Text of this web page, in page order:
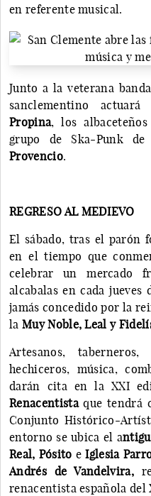
en referente musical.
Junto a la veterana
sanclementino
Propina, los albaceteños
grupo de Ska-Punk
Provencio.
REGRESO AL MEDIEVO
El sábado, tras el parón
en el tiempo que
celebrar un mercado
alcabalas en cada jueves
jamás concedido por la
la Muy Noble, Leal y
Artesanos,
hechiceros, música,
darán cita en la XXI
Renacentistaque tendrá
Conjunto Histórico-
entorno se ubica el a
Real, Pósito eIglesia
Andrés de Vandelvira,
renacentista española del